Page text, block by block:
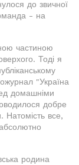
до звичної
- на
частиною
Тоді я
"Україна
домашніми
добре
Натомість все,
родина